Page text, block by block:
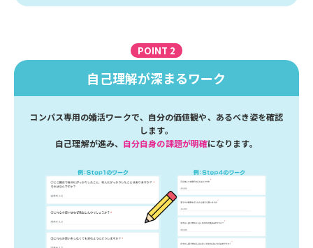
POINT 2
自己理解が深まるワーク
コンパス専用の婚活ワークで、自分の価値観や、あるべき姿を確認
します。
自己理解が進み、 自分自身の課題が明確になります。